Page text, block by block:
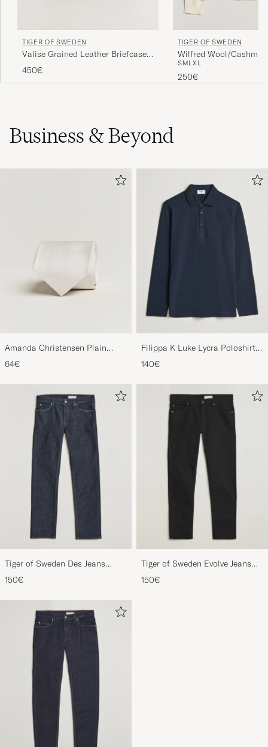
TIGER OF SWEDEN
Valise Grained Leather Briefcase
Black
450€
TIGER OF SWEDEN
Wilfred Wool/
Porcelain Cream
SMLXL
250€
Business & Beyond
Amanda Christensen Plain
Classic Tie 8 cm White
64€
Filippa K Luke Lycra Poloshirt
Navy
140€
Tiger of Sweden Des Jeans
Ripen Blue
150€
Tiger of Sweden Evolve Jeans
Forever Black
150€